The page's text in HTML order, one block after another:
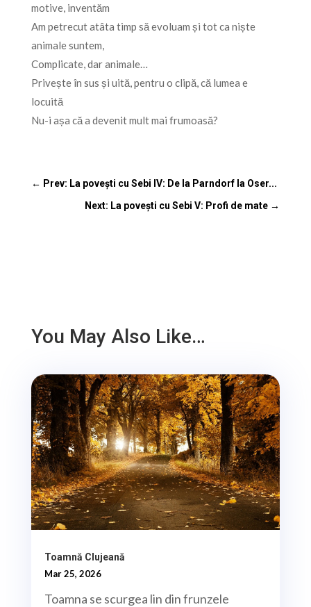
motive, inventăm
Am petrecut atâta timp să evoluam și tot ca niște
animale suntem,
Complicate, dar animale…
Privește în sus și uită, pentru o clipă, că lumea e
locuită
Nu-i așa că a devenit mult mai frumoasă?
← Prev: La povești cu Sebi IV: De la Parndorf la Oser...
Next: La povești cu Sebi V: Profi de mate →
You May Also Like…
Toamnă Clujeană
Mar 25, 2026
Toamna se scurgea lin din frunzele